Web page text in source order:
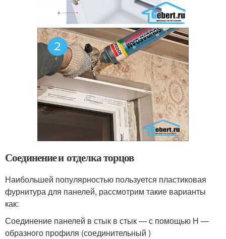
Соединение и отделка торцов
Наибольшей популярностью пользуется пластиковая
фурнитура для панелей, рассмотрим такие варианты
как:
Соединение панелей в стык в стык — с помощью Н —
образного профиля (соединительный )